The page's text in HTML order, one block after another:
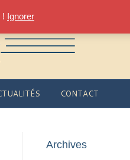
! Ignorer
CONTACT
Archives